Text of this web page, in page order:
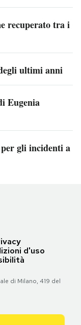
recuperato tra i
ultimi anni
Eugenia
gli incidenti a
d'uso
di Milano, 419 del